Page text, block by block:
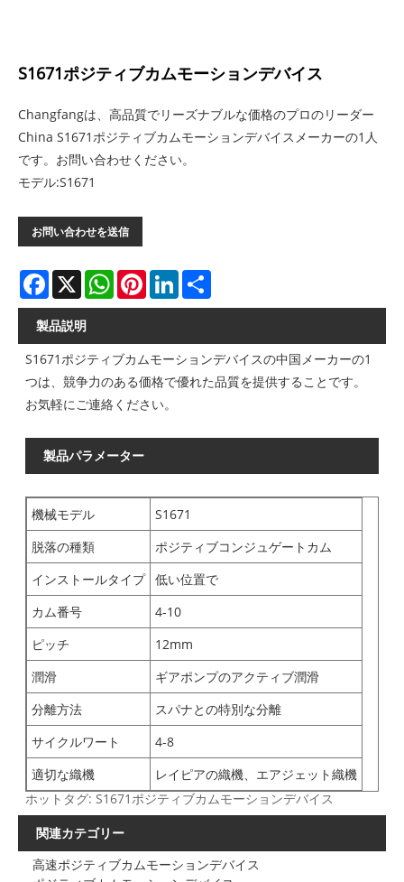
S1671ポジティブカムモーションデバイス
Changfangは、高品質でリーズナブルな価格のプロのリーダー
China S1671ポジティブカムモーションデバイスメーカーの1人
です。お問い合わせください。
モデル:S1671
お問い合わせを送信
Facebook
X WhatsAppPinterestLinkedIn
製品説明
S1671ポジティブカムモーションデバイスの中国メーカーの1
つは、競争力のある価格で優れた品質を提供することです。
お気軽にご連絡ください。
製品パラメーター
機械モデル
S1671
脱落の種類
ポジティブコンジュゲートカム
インストールタイプ 低い位置で
カム番号
4-10
ピッチ
12mm
潤滑
ギアポンプのアクティブ潤滑
分離方法
スパナとの特別な分離
サイクルワート
4-8
適切な織機
レイピアの織機、エアジェット織機
ホットタグ: S1671ポジティブカムモーションデバイス
関連カテゴリー
高速ポジティブカムモーションデバイス